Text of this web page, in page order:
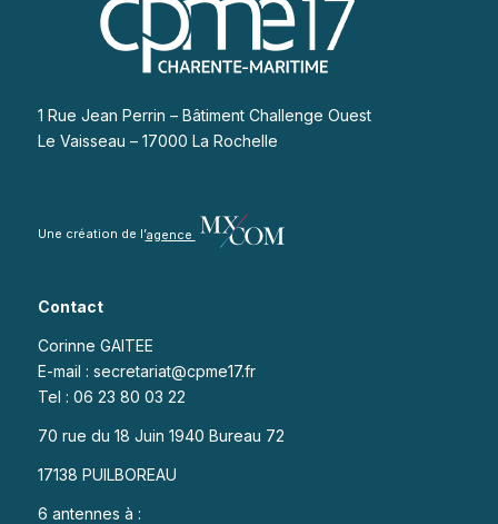
1 Rue Jean Perrin – Bâtiment Challenge Ouest
Le Vaisseau – 17000 La Rochelle
Une création de l’agence
Contact
Corinne GAITEE
E-mail : secretariat@cpme17.fr
Tel : 06 23 80 03 22
70 rue du 18 Juin 1940 Bureau 72
17138 PUILBOREAU
6 antennes à :